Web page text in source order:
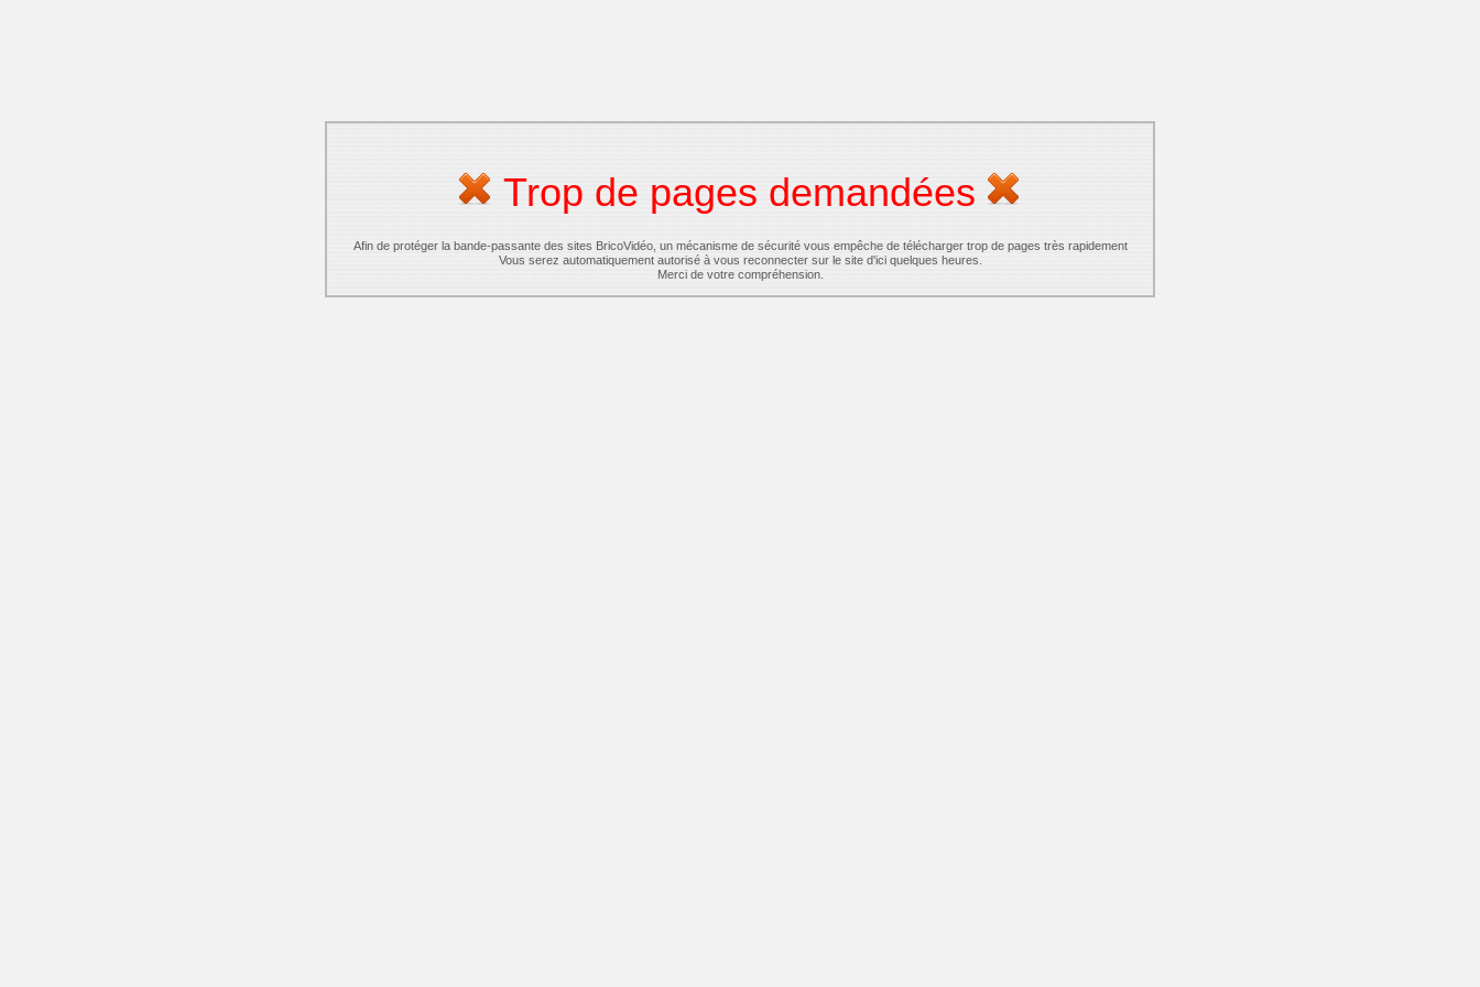
Trop de pages demandées
Afin de protéger la bande-passante des sites BricoVidéo, un mécanisme de sécurité vous empêche de télécharger trop de pages très rapidement
Vous serez automatiquement autorisé à vous reconnecter sur le site d'ici quelques heures.
Merci de votre compréhension.